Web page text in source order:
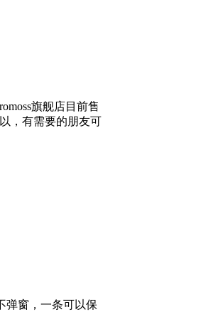
旗舰店目前售
，有需要的朋友可
弹窗，一条可以保